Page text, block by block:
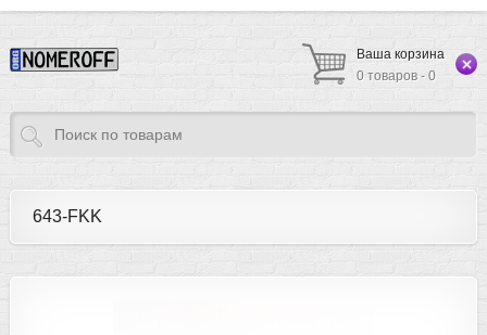
Ваша корзина
0 товаров - 0
643-FKK